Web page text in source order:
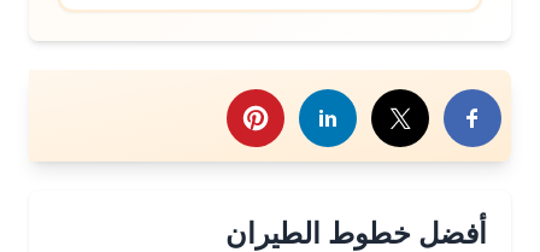
هذا الموضوع
أفضل خطوط الطيران